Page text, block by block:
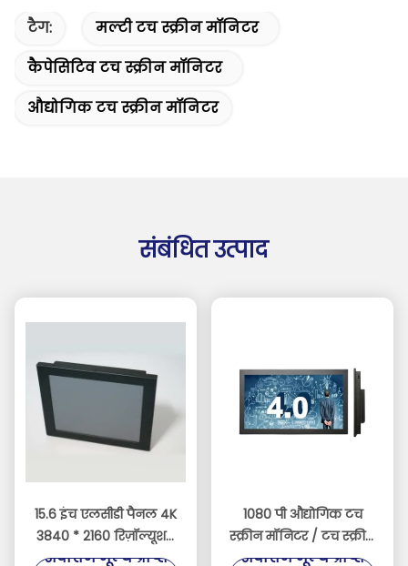
टैग:
मल्टी टच स्क्रीन मॉनिटर
कैपेसिटिव टच स्क्रीन मॉनिटर
औद्योगिक टच स्क्रीन मॉनिटर
संबंधित उत्पाद
15.6 इंच एलसीडी पैनल 4K
3840 * 2160 रिज़ॉल्यूशन
डिस्प्ले 1000 निट्स
सर्वोत्तम मूल्य प्राप्त
1080 पी औद्योगिक टच
स्क्रीन मॉनिटर / टच स्क्रीन
प्रदर्शन मॉनिटर समर्थन
सर्वोत्तम मूल्य प्राप्त